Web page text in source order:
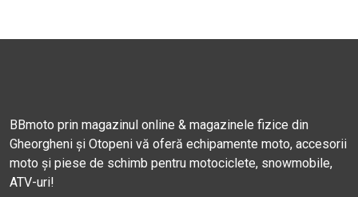
BBmoto prin magazinul online & magazinele fizice din
Gheorgheni și Otopeni vă oferă echipamente moto, accesorii
moto și piese de schimb pentru motociclete, snowmobile,
ATV-uri!